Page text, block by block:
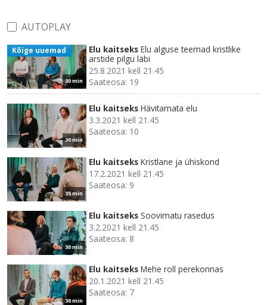
AUTOPLAY
30 min
Kõige uuemad Elu kaitseks Elu alguse teemad kristlike
arstide pilgu läbi
25.8.2021 kell 21.45
Saateosa: 19
30 min
Elu kaitseks Hävitamata elu
3.3.2021 kell 21.45
Saateosa: 10
35 min
Elu kaitseks Kristlane ja ühiskond
17.2.2021 kell 21.45
Saateosa: 9
30 min
Elu kaitseks Soovimatu rasedus
3.2.2021 kell 21.45
Saateosa: 8
30 min
Elu kaitseks Mehe roll perekonnas
20.1.2021 kell 21.45
Saateosa: 7